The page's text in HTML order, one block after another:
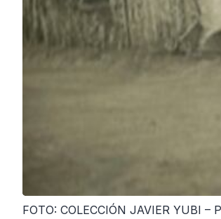
FOTO: COLECCIÓN JAVIER YUBI –